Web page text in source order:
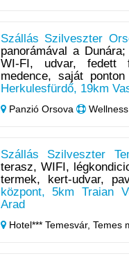
Szállás Szilveszter
panorámával a
WI-FI, udvar, fedett
medence, saját
Herkulesfürdő, 19km
Panzió Orsova Wellness
Szállás Szilveszter
terasz, WIFI,
termek, kert-udvar,
központ, 5km Traian
Arad
Hotel*** Temesvár, Temes